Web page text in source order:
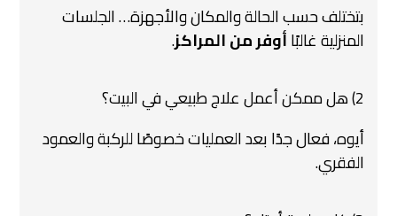
بتختلف حسب الحالة والمكان والأجهزة… الجلسات
المنزلية غالبًاأوفر من المراكز.
2) هل ممكن أعمل علاج طبيعي في البيت؟
أيوه، فعال جدًا بعد العمليات خصوصًا للركبة والعمود
الفقري.